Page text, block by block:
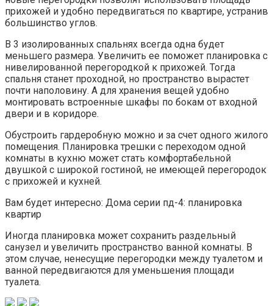
прихожей и удобно передвигаться по квартире, устранив
большинство углов.
В 3 изолированных спальнях всегда одна будет
меньшего размера. Увеличить ее поможет планировка с
нивелированной перегородкой к прихожей. Тогда
спальня станет проходной, но пространство вырастет
почти наполовину. А для хранения вещей удобно
монтировать встроенные шкафы по бокам от входной
двери и в коридоре.
Обустроить гардеробную можно и за счет одного жилого
помещения. Планировка трешки с переходом одной
комнаты в кухню может стать комфортабельной
двушкой с широкой гостиной, не имеющей перегородок
с прихожей и кухней.
Вам будет интересно: Дома серии пд-4: планировка
квартир
Иногда планировка может сохранить раздельный
санузел и увеличить пространство ванной комнаты. В
этом случае, ненесущие перегородки между туалетом и
ванной передвигаются для уменьшения площади
туалета.